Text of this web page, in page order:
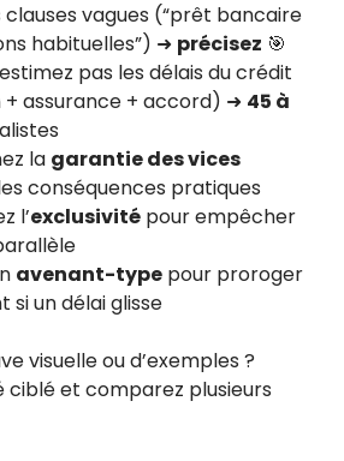
clauses vagues (“prêt bancaire
habituelles”) ➜ précisez 🎯
pas les délais du crédit
assurance + accord) ➜ 45 à
la garantie des vices
conséquences pratiques
l’exclusivité pour empêcher
avenant-type pour proroger
un délai glisse
visuelle ou d’exemples ?
et comparez plusieurs